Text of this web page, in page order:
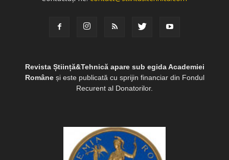
Revista Știință&Tehnică apare sub egida Academiei
Româneși este publicată cu sprijin financiar din Fondul
Recurent al Donatorilor.